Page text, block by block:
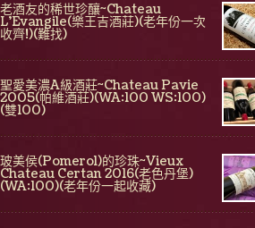
老酒友的稀世珍釀~Chateau
L'Evangile(樂王吉酒莊)(老年份一次
收齊!)(難找)
聖愛美濃A級酒莊~Chateau Pavie
2005(帕維酒莊)(WA:100 WS:100)
(雙100)
玻美侯(Pomerol)的珍珠~Vieux
Chateau Certan 2016(老色丹堡)
(WA:100)(老年份一起收藏)